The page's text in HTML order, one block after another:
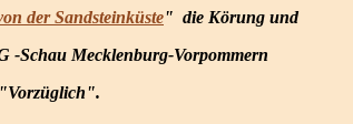
der Sandsteinküste" die Körung und
-Schau Mecklenburg-Vorpommern